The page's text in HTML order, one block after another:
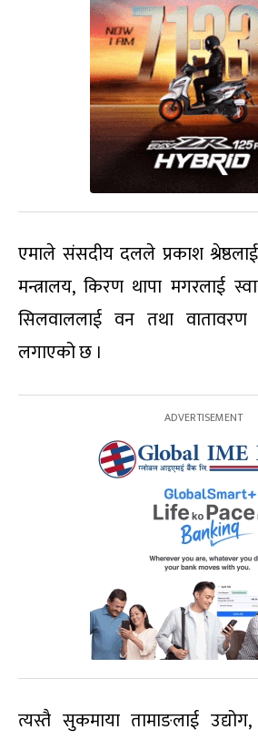
एमाले संसदीय दलले प्रकाश
मन्त्रालय, किरण थापा मगरलाई
सिलवाललाई वन तथा वातावरण
लगाएको छ ।
त्यस्तै सुकमाया तामाङलाई